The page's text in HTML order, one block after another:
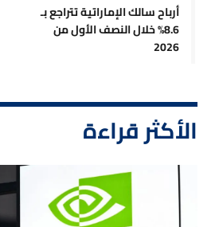
أرباح سالك الإماراتية تتراجع بـ
8.6% خلال النصف الأول من
2026
الأكثر قراءة